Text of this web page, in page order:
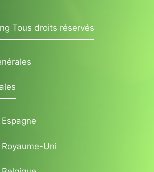
Tous droits réservés
Uni